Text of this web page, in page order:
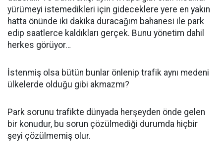
yürümeyi istemedikleri için gideceklere yere en yakın
hatta önünde iki dakika duracağım bahanesi ile park
edip saatlerce kaldıkları gerçek. Bunu yönetim dahil
herkes görüyor…
İstenmiş olsa bütün bunlar önlenip trafik aynı medeni
ülkelerde olduğu gibi akmazmı?
Park sorunu trafikte dünyada herşeyden önde gelen
bir konudur, bu sorun çözülmediği durumda hiçbir
şeyi çözülmemiş olur.